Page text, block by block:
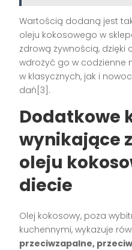
Wartością dodaną jest
oleju kokosowego w
zdrową żywnością, dzięki
wdrożyć go w codzienne
w klasycznych, jak i
dań[3].
Dodatkowe
wynikające
oleju
diecie
Olej kokosowy, poza
kuchennymi, wykazuje
przeciwzapalne,